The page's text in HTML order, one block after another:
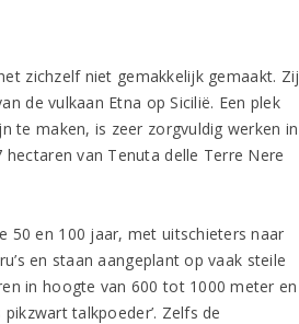
zichzelf niet gemakkelijk gemaakt. Zij
de vulkaan Etna op Sicilië. Een plek
te maken, is zeer zorgvuldig werken in
van Tenuta delle Terre Nere
50 en 100 jaar, met uitschieters naar
en staan aangeplant op vaak steile
in hoogte van 600 tot 1000 meter en
talkpoeder’. Zelfs de